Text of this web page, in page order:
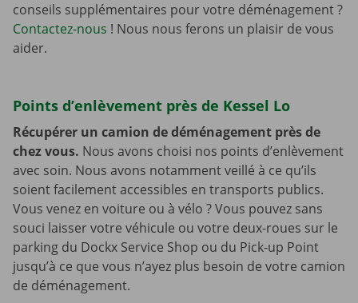
conseils supplémentaires pour votre déménagement ?
Contactez-nous ! Nous nous ferons un plaisir de vous
aider.
Points d’enlèvement près de Kessel Lo
Récupérer un camion de déménagement près de
chez vous. Nous avons choisi nos points d’enlèvement
avec soin. Nous avons notamment veillé à ce qu’ils
soient facilement accessibles en transports publics.
Vous venez en voiture ou à vélo ? Vous pouvez sans
souci laisser votre véhicule ou votre deux-roues sur le
parking du Dockx Service Shop ou du Pick-up Point
jusqu’à ce que vous n’ayez plus besoin de votre camion
de déménagement.